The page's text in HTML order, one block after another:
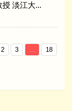
淡江大...
2 3
18